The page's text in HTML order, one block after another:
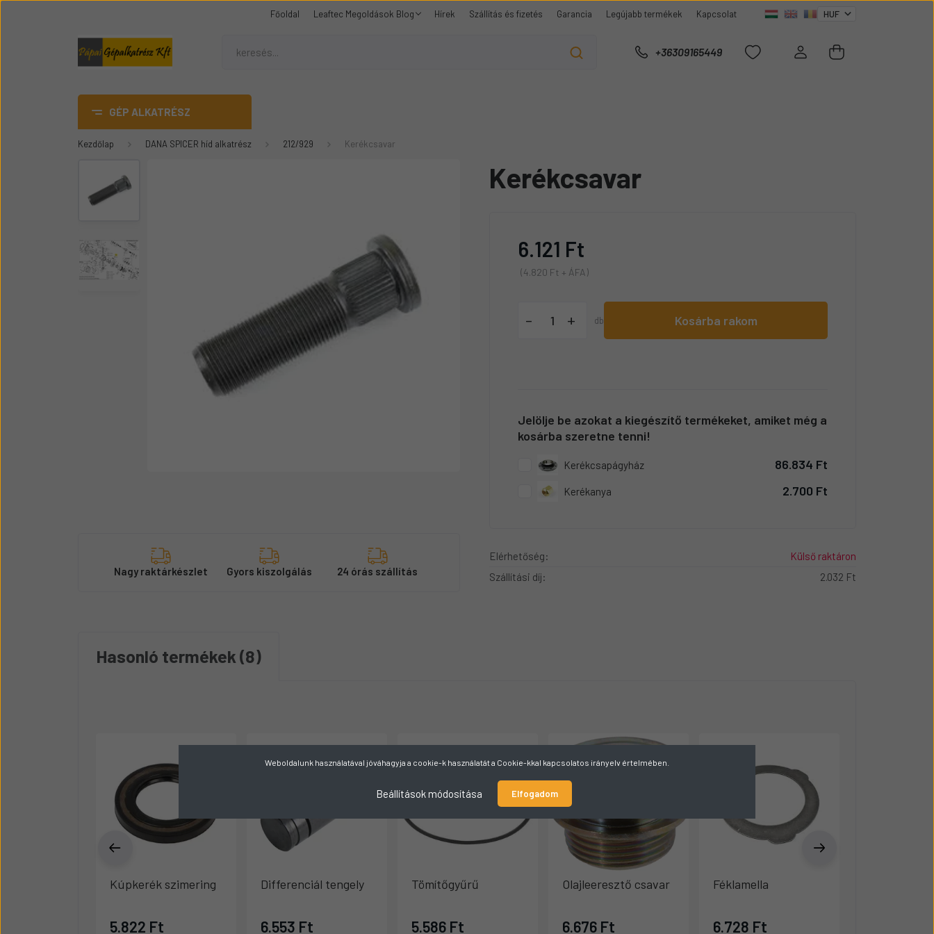
Főoldal Leaftec Megoldások Blog Hírek Szállítás és fizetés Garancia Legújabb termékek Kapcsolat
+36309165449
GÉP ALKATRÉSZ
AdBlue
DANA SPICER híd alkatrész
Gumiheveder
üvegek
Épitőipari gépalkatrészek
Kezdőlap DANA SPICER híd alkatrész 212/929 Kerékcsavar
Nagy raktárkészlet Gyors kiszolgálás 24 órás szállítás
Kerékcsavar
6.121 Ft
(4.820 Ft + ÁFA)
- + db Kosárba rakom
Jelölje be azokat a kiegészítő termékeket, amiket még a
kosárba szeretne tenni!
Kerékcsapágyház 86.834 Ft
Kerékanya 2.700 Ft
Elérhetőség:
Külső raktáron
Szállítási díj:
2.032 Ft
Hasonló termékek 8
Kúpkerék szimering
5.822 Ft
Differenciál tengely
6.553 Ft
Tömítőgyűrű
5.586 Ft
Olajleeresztő csavar
6.676 Ft
Féklamella
6.728 Ft
Weboldalunk használatával jóváhagyja a cookie-k használatát a Cookie-kkal kapcsolatos irányelv értelmében.
Beállítások módosítása Elfogadom